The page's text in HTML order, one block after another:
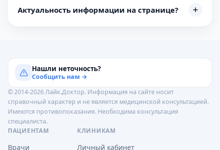
Актуальность информации на странице?
Нашли неточность?
Сообщить нам →
© 2014-2026 Лайк.Доктор. Информация на сайте носит
справочный характер и не является медицинской консультацией.
Имеются противопоказания. Необходима консультация
специалиста.
ПАЦИЕНТАМ
Врачи
КЛИНИКАМ
Личный кабинет